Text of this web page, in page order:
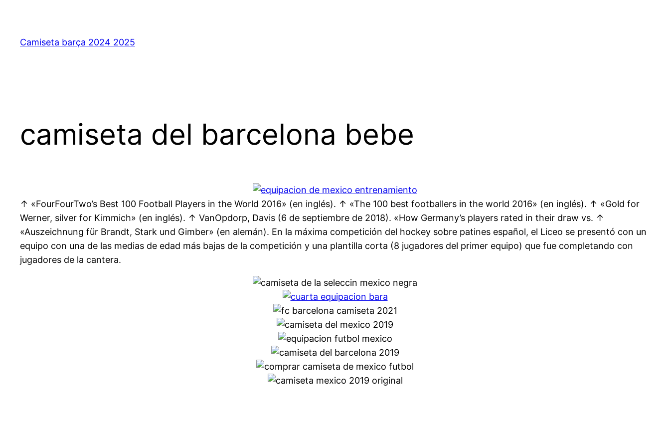
contenido
Camiseta barça 2024 2025
camiseta del barcelona bebe
↑ «FourFourTwo’s Best 100 Football Players in the World 2016» (en inglés). ↑ «The 100 best footballers in the world 2016» (en inglés). ↑ «Gold for
Werner, silver for Kimmich» (en inglés). ↑ VanOpdorp, Davis (6 de septiembre de 2018). «How Germany’s players rated in their draw vs. ↑
«Auszeichnung für Brandt, Stark und Gimber» (en alemán). En la máxima competición del hockey sobre patines español, el Liceo se presentó con un
equipo con una de las medias de edad más bajas de la competición y una plantilla corta (8 jugadores del primer equipo) que fue completando con
jugadores de la cantera.